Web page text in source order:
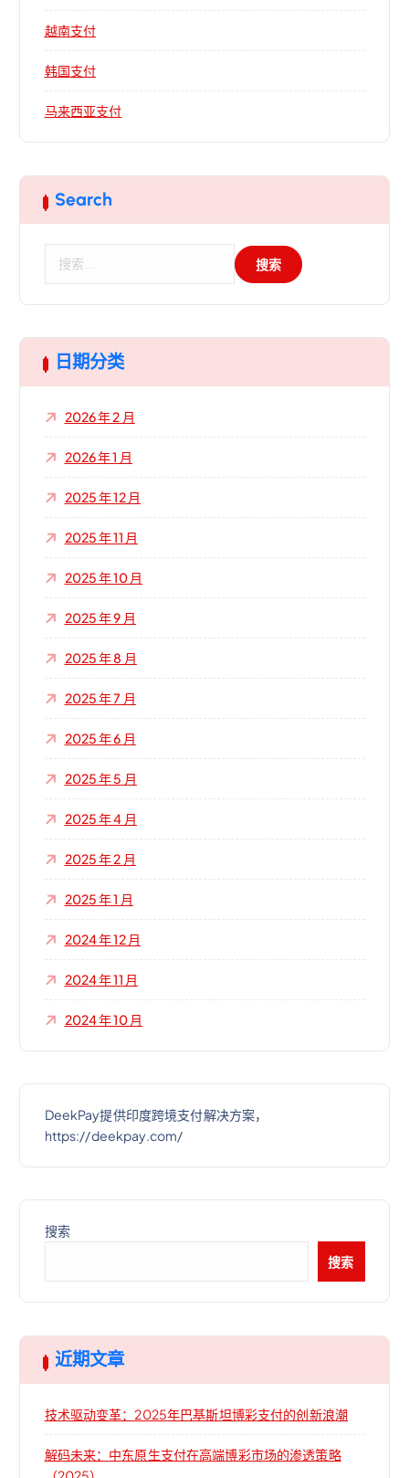
越南支付
韩国支付
马来西亚支付
Search
日期分类
2026 年 2 月
2026 年 1 月
2025 年 12 月
2025 年 11 月
2025 年 10 月
2025 年 9 月
2025 年 8 月
2025 年 7 月
2025 年 6 月
2025 年 5 月
2025 年 4 月
2025 年 2 月
2025 年 1 月
2024 年 12 月
2024 年 11 月
2024 年 10 月
DeekPay提供印度跨境支付解决方案，
https://deekpay.com/
搜索
搜索
近期文章
技术驱动变革：2025年巴基斯坦博彩支付的创新浪潮
解码未来：中东原生支付在高端博彩市场的渗透策略